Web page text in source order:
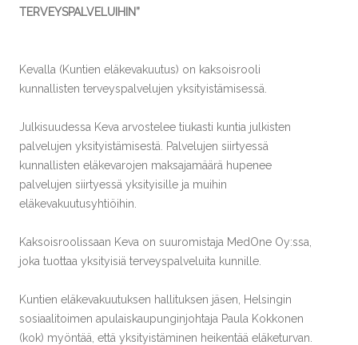
TERVEYSPALVELUIHIN”
Kevalla (Kuntien eläkevakuutus) on kaksoisrooli
kunnallisten terveyspalvelujen yksityistämisessä.
Julkisuudessa Keva arvostelee tiukasti kuntia julkisten
palvelujen yksityistämisestä. Palvelujen siirtyessä
kunnallisten eläkevarojen maksajamäärä hupenee
palvelujen siirtyessä yksityisille ja muihin
eläkevakuutusyhtiöihin.
Kaksoisroolissaan Keva on suuromistaja MedOne Oy:ssa,
joka tuottaa yksityisiä terveyspalveluita kunnille.
Kuntien eläkevakuutuksen hallituksen jäsen, Helsingin
sosiaalitoimen apulaiskaupunginjohtaja Paula Kokkonen
(kok) myöntää, että yksityistäminen heikentää eläketurvan.